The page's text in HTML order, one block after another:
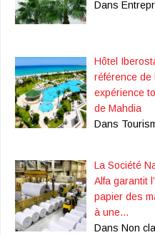
Dans
Hôtel
référence de
expérience
de Mahdia
Dans
La Société
Alfa garantit
papier des
à une…
Dans Non